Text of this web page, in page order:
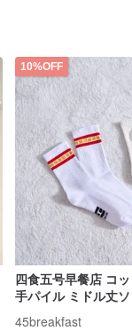
10%OFF
四食五号早餐店 コ
手パイル ミドル丈
クロゴ 刺繍ハンバー
45breakfast